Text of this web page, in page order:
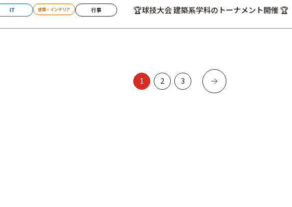
IT 建築・インテリア 行事 🏆球技大会 建築系学科のトーナメント開催 🏆
1 2 3